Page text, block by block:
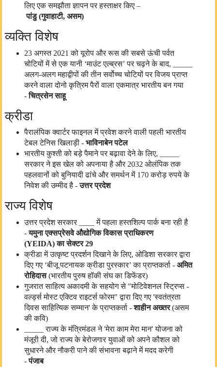
लिए एक समझौता ज्ञापन पर हस्ताक्षर किए –
पांडु (गुवाहाटी, असम)
व्यक्ति विशेष
23 अगस्त 2021 को यूरोप और रूस की सबसे ऊंची पर्वत
चोटियों में से एक यानी ‘माउंट एल्ब्रस’ पर चढ़ने के बाद, _____
अलग-अलग महाद्वीपों की तीन सर्वोच्च चोटियों पर विजय प्राप्त
करने वाला दोनो कृत्रिम पैरों वाला एकमात्र भारतीय बन गया
- चित्रसेन साहू
क्रीडा
पैरालंपिक क्वार्टर फाइनल में प्रवेश करने वाली पहली भारतीय
टेबल टेनिस खिलाड़ी - भाविनाबेन पटेल
भारतीय कुश्ती को बड़े पैमाने पर बढ़ावा देने के लिए, _____
सरकार ने इस खेल को अपनाया है और 2032 ओलंपिक तक
पहलवानों को बुनियादी ढांचे और समर्थन में 170 करोड़ रुपये के
निवेश की उम्मीद है - उत्तर प्रदेश
राज्य विशेष
उत्तर प्रदेश सरकार ____ में पहला हस्तशिल्प पार्क बना रही है
- यमुना एक्सप्रेसवे औद्योगिक विकास प्राधिकरण
(YEIDA) का सेक्टर 29
क्रीडा में उत्कृष्ट प्रदर्शन दिखाने के लिए, ओडिशा सरकार द्वारा
दिए गए ‘बीजू पटनायक क्रीडा पुरस्कार’ का प्राप्तकर्ता - अमित
रोहिदास (भारतीय पुरुष हॉकी संघ का डिफेंडर)
गुजरात साहित्य अकादमी के सहयोग से "मोटिवेशनल स्ट्रिप्स -
वर्ल्ड्स मोस्ट एक्टिव राइटर्स फोरम" द्वारा दिए गए 'स्वतंत्रता
दिवस साहित्यिक सम्मान' के प्राप्तकर्ता - शाहीन अख्तर (असम
की कवि)
_____ राज्य के मंत्रिमंडल ने 'मेरा काम मेरा मान' योजना को
मंजूरी दी, जो राज्य के बेरोजगार युवाओं को अपने कौशल को
सुधारने और नौकरी पाने की संभावना बढ़ाने में मदद करेगी
- पंजाब